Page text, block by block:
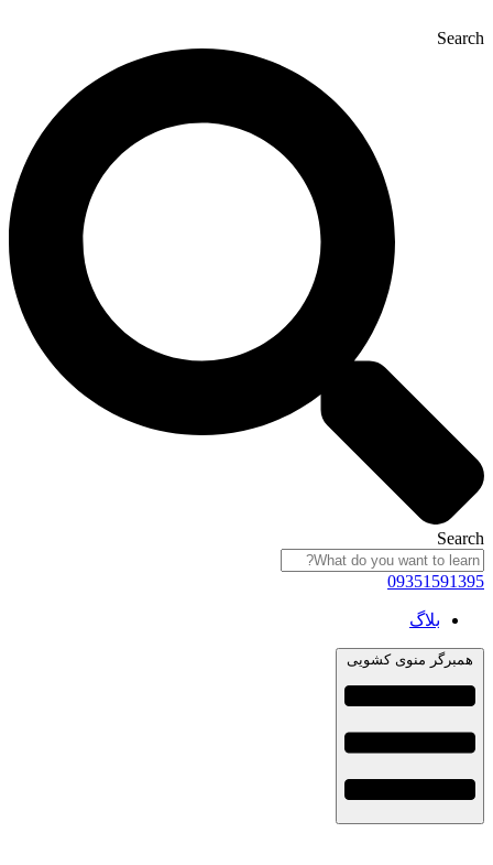
Search
Search
09351591395
بلاگ
همبرگر منوی کشویی